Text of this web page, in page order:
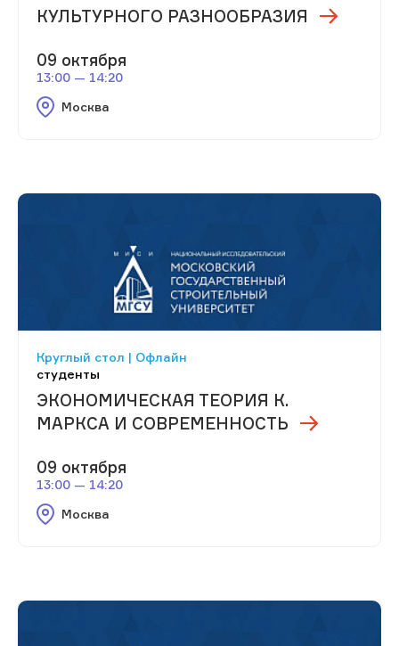
КУЛЬТУРНОГО РАЗНООБРАЗИЯ
09 октября
13:00 — 14:20
Москва
Круглый стол | Офлайн
студенты
ЭКОНОМИЧЕСКАЯ ТЕОРИЯ К.
МАРКСА И СОВРЕМЕННОСТЬ
09 октября
13:00 — 14:20
Москва